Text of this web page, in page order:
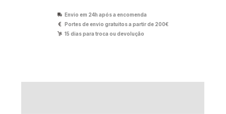
Envio em 24h após a encomenda
Portes de envio gratuitos a partir de 200€
15 dias para troca ou devolução